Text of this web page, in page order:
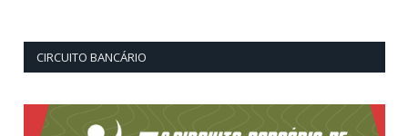
CIRCUITO BANCÁRIO